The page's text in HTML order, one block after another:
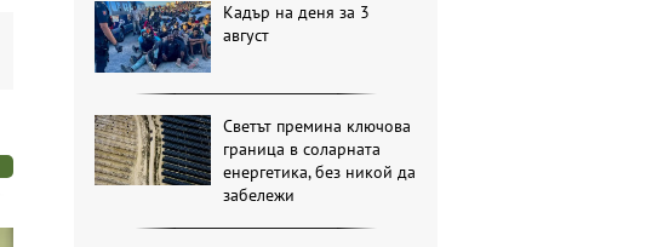
Кадър на деня за 3
август
Светът премина ключова
граница в соларната
енергетика, без никой да
забележи